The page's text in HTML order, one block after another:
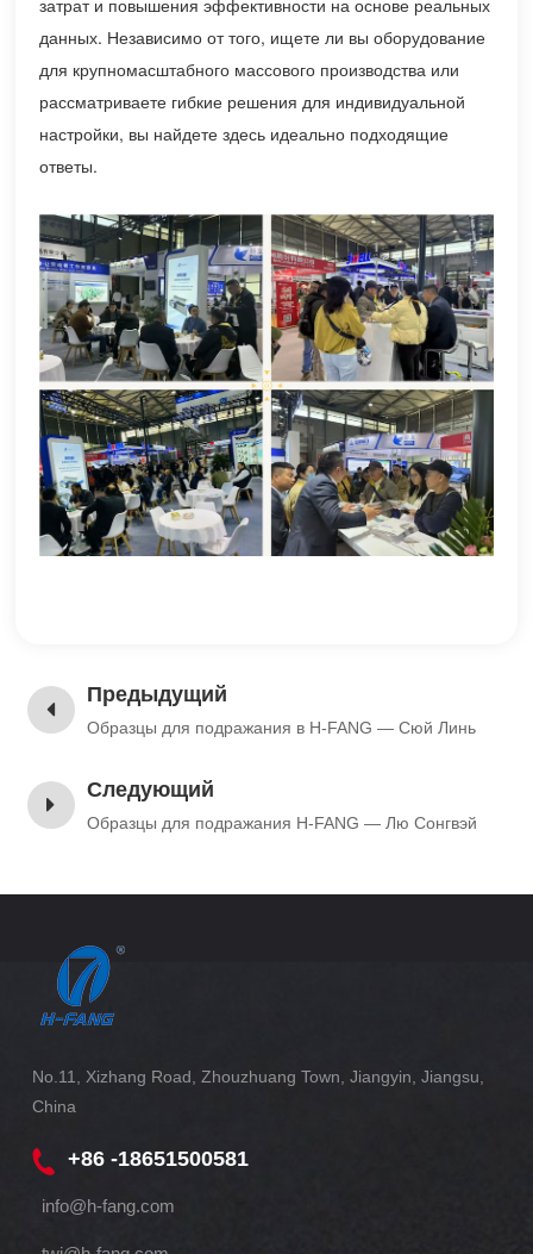
данных. Независимо от того, ищете ли вы оборудование
для крупномасштабного массового производства или
рассматриваете гибкие решения для индивидуальной
настройки, вы найдете здесь идеально подходящие
ответы.
Предыдущий
Образцы для подражания в H-FANG — Сюй Линь
Следующий
Образцы для подражания H-FANG — Лю Сонгвэй
No.11, Xizhang Road, Zhouzhuang Town, Jiangyin, Jiangsu,
China
+86 -18651500581
info@h-fang.com